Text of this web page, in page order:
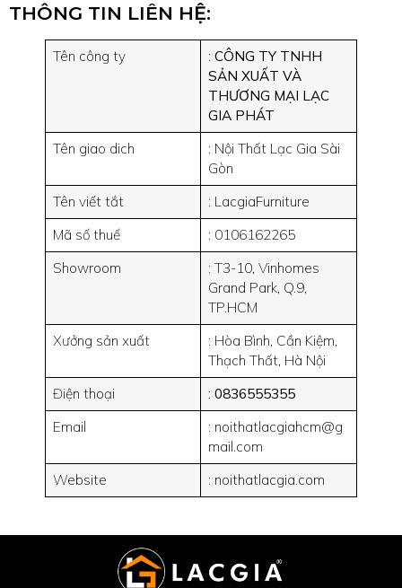
THÔNG TIN LIÊN HỆ:
Tên công ty : CÔNG TY TNHH
SẢN XUẤT VÀ
THƯƠNG MẠI LẠC
GIA PHÁT
Tên giao dich
: Nội Thất Lạc Gia Sài
Gòn
Tên viết tắt
: LacgiaFurniture
Mã số thuế
: 0106162265
Showroom
: T3-10, Vinhomes
Grand Park, Q.9,
TP.HCM
Xưởng sản xuất
: Hòa Bình, Cần Kiệm,
Thạch Thất, Hà Nội
Điện thoại
: 0836555355
Email
: noithatlacgiahcm@g
mail.com
Website
: noithatlacgia.com